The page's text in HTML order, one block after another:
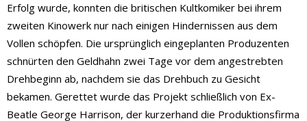
Erfolg wurde, konnten die britischen Kultkomiker bei ihrem
zweiten Kinowerk nur nach einigen Hindernissen aus dem
Vollen schöpfen. Die ursprünglich eingeplanten Produzenten
schnürten den Geldhahn zwei Tage vor dem angestrebten
Drehbeginn ab, nachdem sie das Drehbuch zu Gesicht
bekamen. Gerettet wurde das Projekt schließlich von Ex-
Beatle George Harrison, der kurzerhand die Produktionsfirma